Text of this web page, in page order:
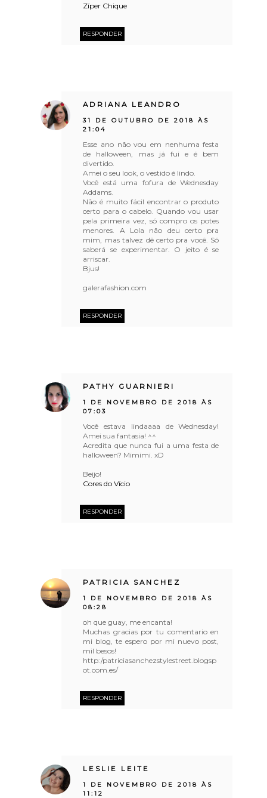
Zíper Chique
RESPONDER
ADRIANA LEANDRO
31 DE OUTUBRO DE 2018 ÀS
21:04
Esse ano não vou em nenhuma festa
de halloween, mas já fui e é bem
divertido.
Amei o seu look, o vestido é lindo.
Você está uma fofura de Wednesday
Addams.
Não é muito fácil encontrar o produto
certo para o cabelo. Quando vou usar
pela primeira vez, só compro os potes
menores. A Lola não deu certo pra
mim, mas talvez dê certo pra você. Só
saberá se experimentar. O jeito é se
arriscar.
Bjus!
galerafashion.com
RESPONDER
PATHY GUARNIERI
1 DE NOVEMBRO DE 2018 ÀS
07:03
Você estava lindaaaa de Wednesday!
Amei sua fantasia! ^^
Acredita que nunca fui a uma festa de
halloween? Mimimi. xD
Beijo!
Cores do Vício
RESPONDER
PATRICIA SANCHEZ
1 DE NOVEMBRO DE 2018 ÀS
08:28
oh que guay, me encanta!
Muchas gracias por tu comentario en
mi blog, te espero por mi nuevo post,
mil besos!
http:/patriciasanchezstylestreet.blogsp
ot.com.es/
RESPONDER
LESLIE LEITE
1 DE NOVEMBRO DE 2018 ÀS
11:12